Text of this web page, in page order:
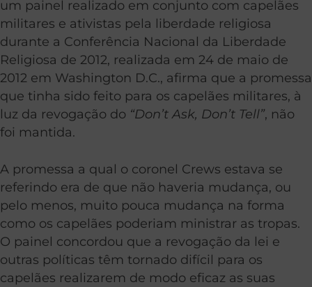
um painel realizado em conjunto com capelães
militares e ativistas pela liberdade religiosa
durante a Conferência Nacional da Liberdade
Religiosa de 2012, realizada em 24 de maio de
2012 em Washington D.C., afirma que a promessa
que tinha sido feito para os capelães militares, à
luz da revogação do “Don’t Ask, Don’t Tell”, não
foi mantida.
A promessa a qual o coronel Crews estava se
referindo era de que não haveria mudança, ou
pelo menos, muito pouca mudança na forma
como os capelães poderiam ministrar as tropas.
O painel concordou que a revogação da lei e
outras políticas têm tornado difícil para os
capelães realizarem de modo eficaz as suas